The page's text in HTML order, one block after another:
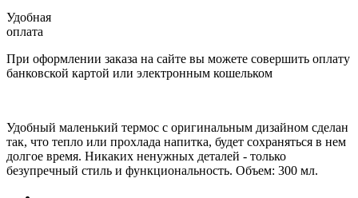
Удобная
оплата
При оформлении заказа на сайте вы можете совершить оплату
банковской картой или электронным кошельком
Удобный маленький термос с оригинальным дизайном сделан
так, что тепло или прохлада напитка, будет сохраняться в нем
долгое время. Никаких ненужных деталей - только
безупречный стиль и функциональность. Объем: 300 мл.